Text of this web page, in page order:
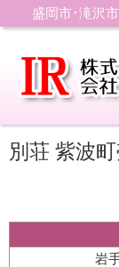
盛岡市･滝沢
別荘 紫波
岩